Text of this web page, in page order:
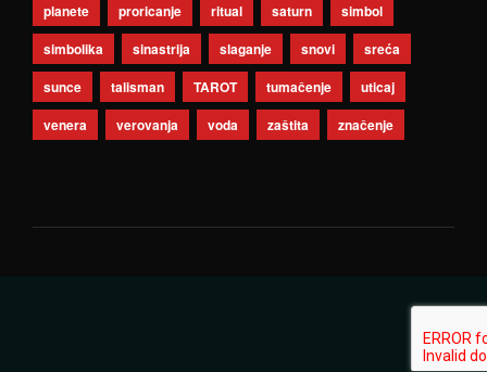
planete
proricanje ritual saturn
simbol
simbolika
sinastrija slaganje snovi
sreća
sunce
talisman TAROT tumačenje
uticaj
venera
verovanja voda zaštita značenje